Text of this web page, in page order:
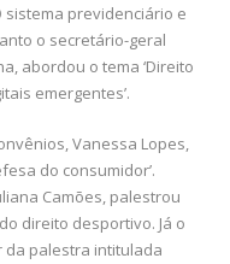
sistema previdenciário e
o secretário-geral
abordou o tema ‘Direito
emergentes’.
Vanessa Lopes,
do consumidor’.
Camões, palestrou
direito desportivo. Já o
da palestra intitulada